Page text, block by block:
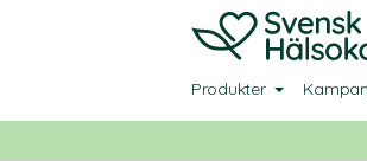
Produkter